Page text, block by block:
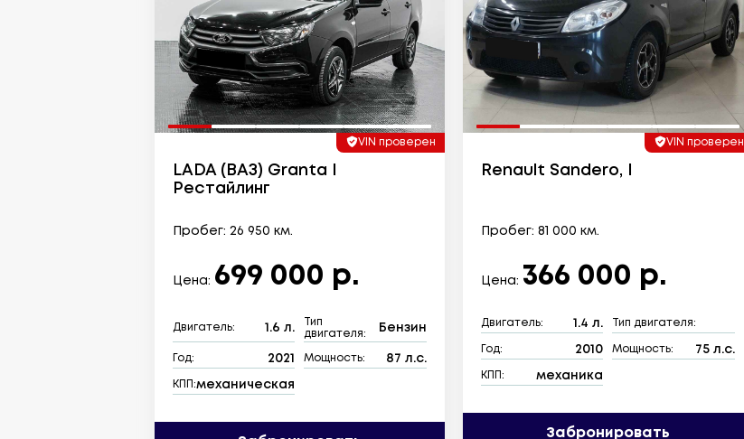
VIN проверен
LADA (ВАЗ) Granta I
Рестайлинг
Пробег: 26 950 км.
Цена: 699 000 р.
Двигатель: 1.6 л.
Тип
двигателя:
Бензин
Год: 2021 Мощность: 87 л.с.
КПП:механическая
VIN проверен
Renault Sandero, I
Пробег: 81 000 км.
Цена: 366 000 р.
Двигатель: 1.4 л. Тип двигателя:
Год: 2010 Мощность: 75 л.с.
КПП: механика
Забронировать